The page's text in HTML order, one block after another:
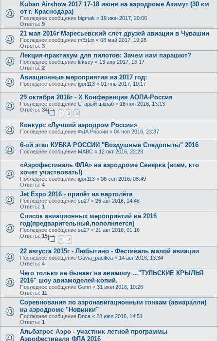
Kuban Airshow 2017 17-18 июня на аэродроме Азимут (30 км
от г. Краснодара)
Последнее сообщение bigmak « 19 июн 2017, 20:06
Ответы: 9
21 мая 2016г Маресьевский слет друзей авиации в Чувашии
Последнее сообщение mErLin « 08 май 2017, 19:28
Ответы: 3
Лекция-практикум для пилотов: Зачем нам парашют?
Последнее сообщение leksey « 13 апр 2017, 15:17
Ответы: 2
Авиационные мероприятия на 2017 год:
Последнее сообщение igor113 « 01 янв 2017, 10:17
29 октября 2016г - X Конференция АОПА-Россия
Последнее сообщение Старый шкраб « 18 ноя 2016, 13:13
Ответы: 34
1 2 3
Конкурс «Лучший аэродром России»
Последнее сообщение ФЛА России « 04 ноя 2016, 23:37
6-ой этап КУБКА РОССИИ "Воздушные Следопыты" 2016
Последнее сообщение МАВС « 12 окт 2016, 22:23
«Аэрофестиваль ФЛА» на аэродроме Северка (всем, кто
хочет участвовать!)
Последнее сообщение igor113 « 06 сен 2016, 08:49
Ответы: 4
Jet Expo 2016 - прилёт на вертолёте
Последнее сообщение su27 « 26 авг 2016, 14:48
Ответы: 1
Список авиационных мероприятий на 2016
год(предварительный,пополняется)
Последнее сообщение su27 « 21 авг 2016, 01:16
Ответы: 15
1 2
22 августа 2015г - Любытино - Фестиваль малой авиации
Последнее сообщение Gavia_pacifica « 14 авг 2016, 13:34
Ответы: 4
Чего только не бывает на авиашоу ..."ТУЛЬСКИЕ КРЫЛЬЯ
2016" шоу авиамоделей-копий.
Последнее сообщение Genri « 31 июл 2016, 10:26
Ответы: 11
Соревнования по аэронавигационным гонкам (авиаралли)
на аэродроме "Новинки"
Последнее сообщение Doca « 28 июл 2016, 14:51
Ответы: 1
Альбатрос Аэро - участник летной программы
Аэрофестиваля ФЛА 2016